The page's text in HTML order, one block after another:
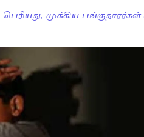
முக்கிய பங்குதாரர்கள்